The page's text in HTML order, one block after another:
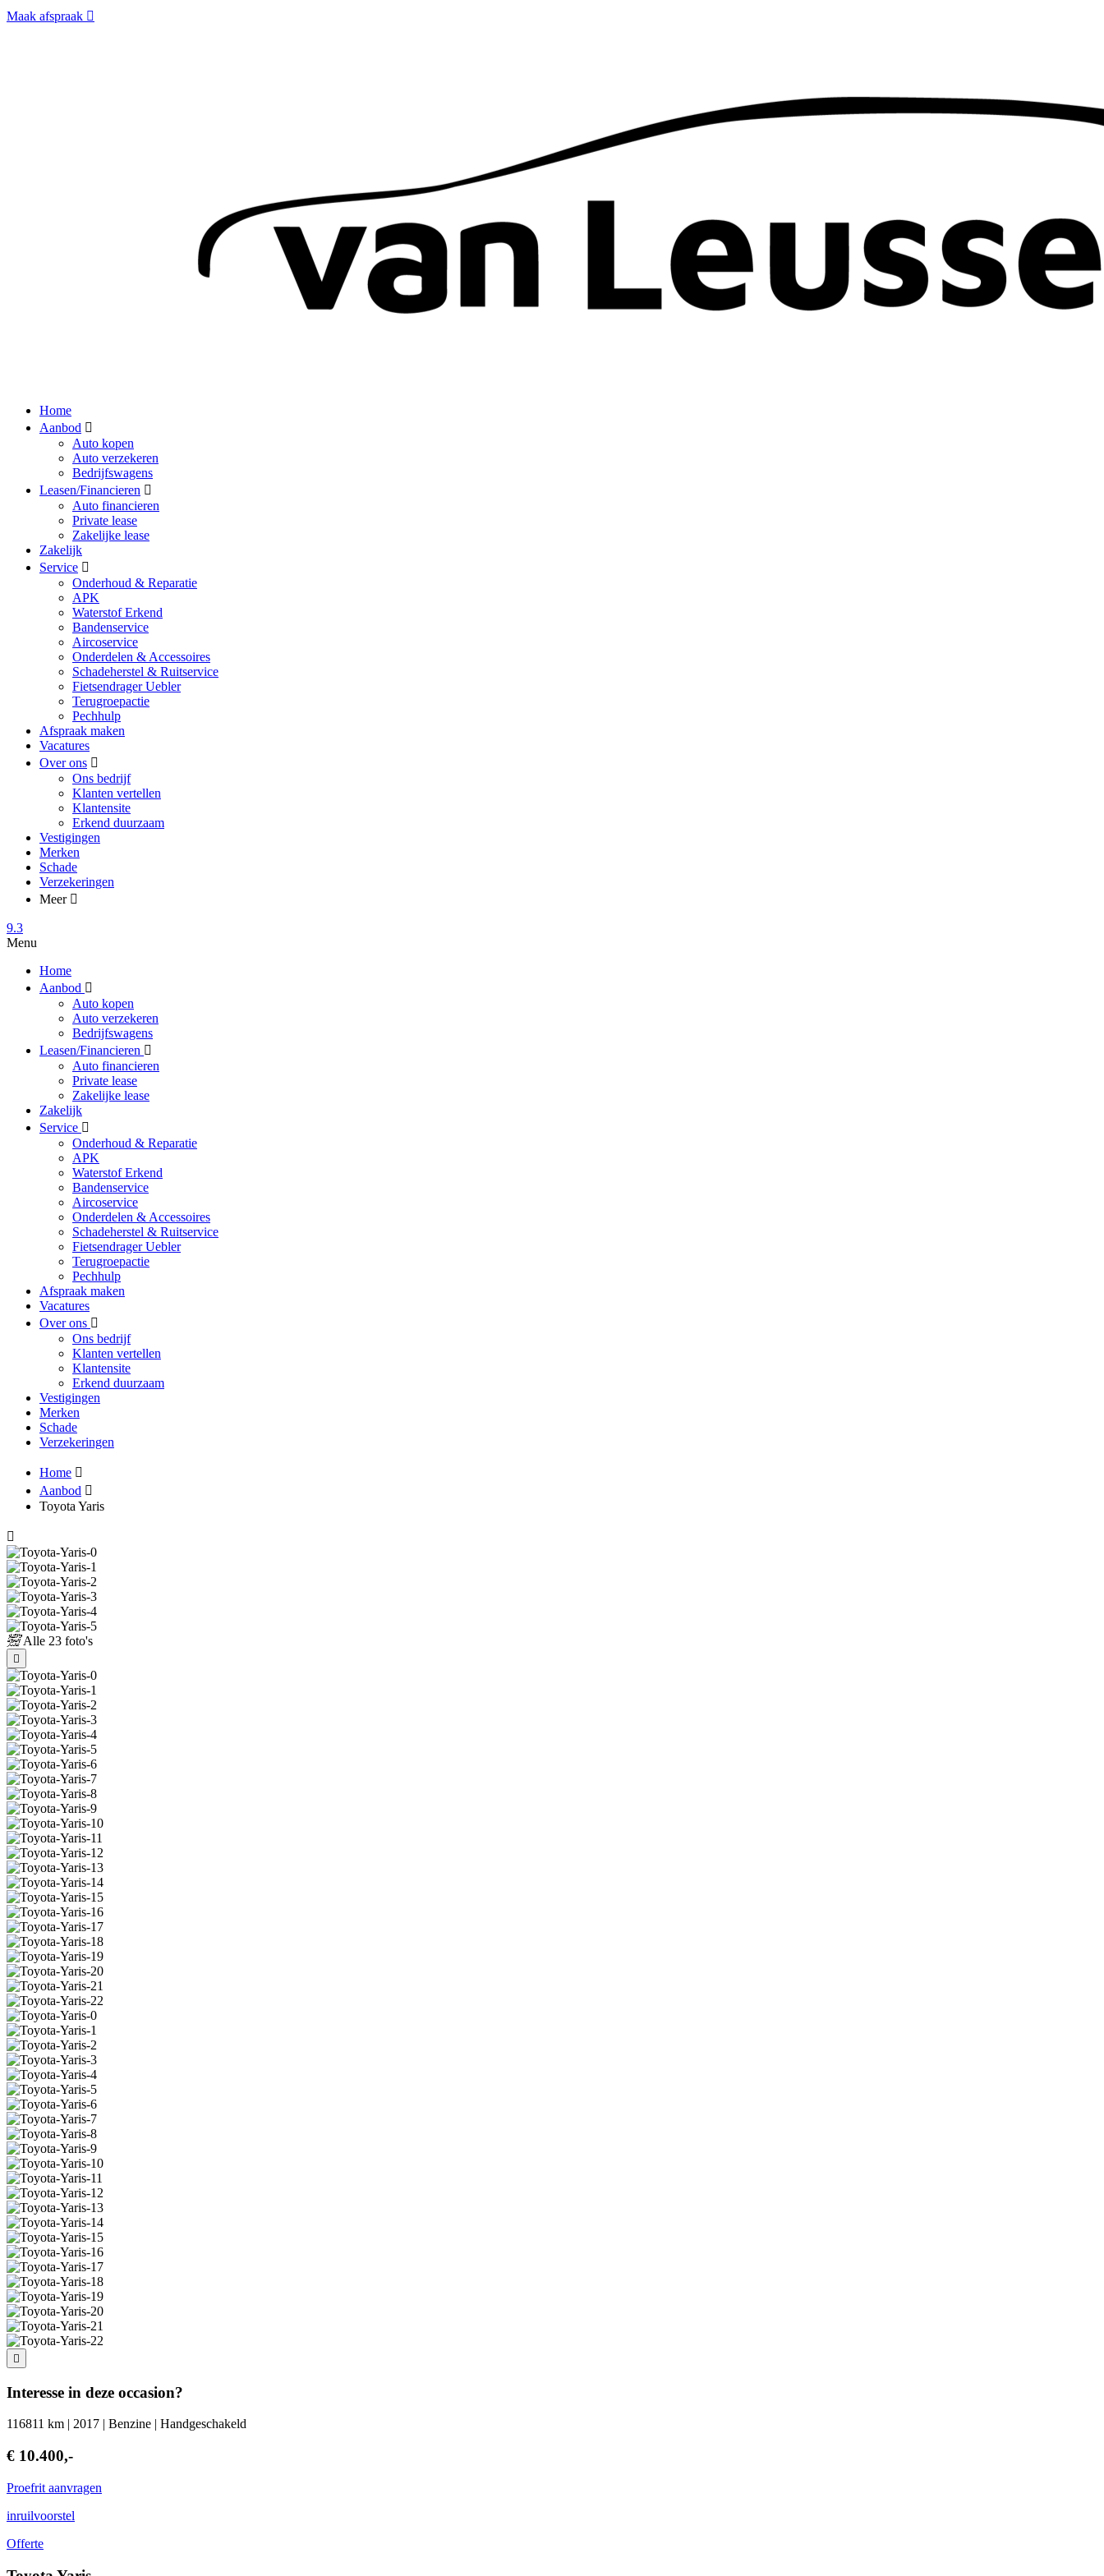
Maak afspraak
Home
Aanbod
Auto kopen
Auto verzekeren
Bedrijfswagens
Leasen/Financieren
Auto financieren
Private lease
Zakelijke lease
Zakelijk
Service
Onderhoud & Reparatie
APK
Waterstof Erkend
Bandenservice
Aircoservice
Onderdelen & Accessoires
Schadeherstel & Ruitservice
Fietsendrager Uebler
Terugroepactie
Pechhulp
Afspraak maken
Vacatures
Over ons
Ons bedrijf
Klanten vertellen
Klantensite
Erkend duurzaam
Vestigingen
Merken
Schade
Verzekeringen
Meer
9.3
Menu
Home
Aanbod
Auto kopen
Auto verzekeren
Bedrijfswagens
Leasen/Financieren
Auto financieren
Private lease
Zakelijke lease
Zakelijk
Service
Onderhoud & Reparatie
APK
Waterstof Erkend
Bandenservice
Aircoservice
Onderdelen & Accessoires
Schadeherstel & Ruitservice
Fietsendrager Uebler
Terugroepactie
Pechhulp
Afspraak maken
Vacatures
Over ons
Ons bedrijf
Klanten vertellen
Klantensite
Erkend duurzaam
Vestigingen
Merken
Schade
Verzekeringen
Home
Aanbod
Toyota Yaris
Alle 23 foto's
Interesse in deze occasion?
116811 km | 2017 | Benzine | Handgeschakeld
€ 10.400,-
Proefrit aanvragen
inruilvoorstel
Offerte